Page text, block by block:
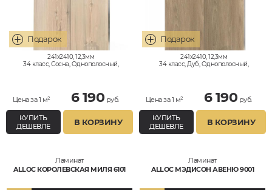
241x2410, 12,3мм
34 класс, Сосна, Однополосный,
Цена за 1 м² 6 190 руб.
КУПИТЬ
ДЕШЕВЛЕ
В КОРЗИНУ
241x2410, 12,3мм
34 класс, Дуб, Однополосный,
Цена за 1 м² 6 190 руб.
КУПИТЬ
ДЕШЕВЛЕ
В КОРЗИНУ
Ламинат
ALLOC КОРОЛЕВСКАЯ МИЛЯ 6101
Ламинат
ALLOC МЭДИСОН АВЕНЮ 9001